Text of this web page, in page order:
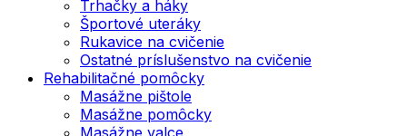
Trhačky a háky
Športové uteráky
Rukavice na cvičenie
Ostatné príslušenstvo na cvičenie
Rehabilitačné pomôcky
Masážne pištole
Masážne pomôcky
Masážne valce